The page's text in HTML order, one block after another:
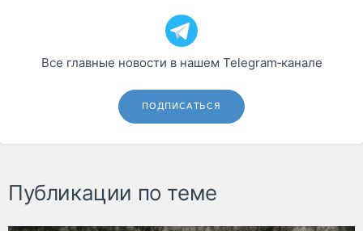
Все главные новости в нашем Telegram‑канале
ПОДПИСАТЬСЯ
Публикации по теме